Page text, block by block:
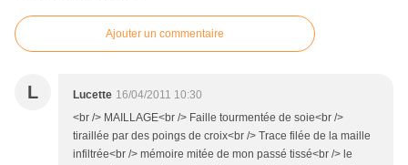
Ajouter un commentaire
L Lucette 16/04/2011 10:30
<br /> MAILLAGE<br /> Faille tourmentée de soie<br />
tiraillée par des poings de croix<br /> Trace filée de la maille
infiltrée<br /> mémoire mitée de mon passé tissé<br /> le